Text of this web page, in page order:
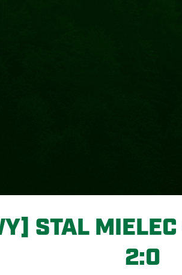
STAL
2:0